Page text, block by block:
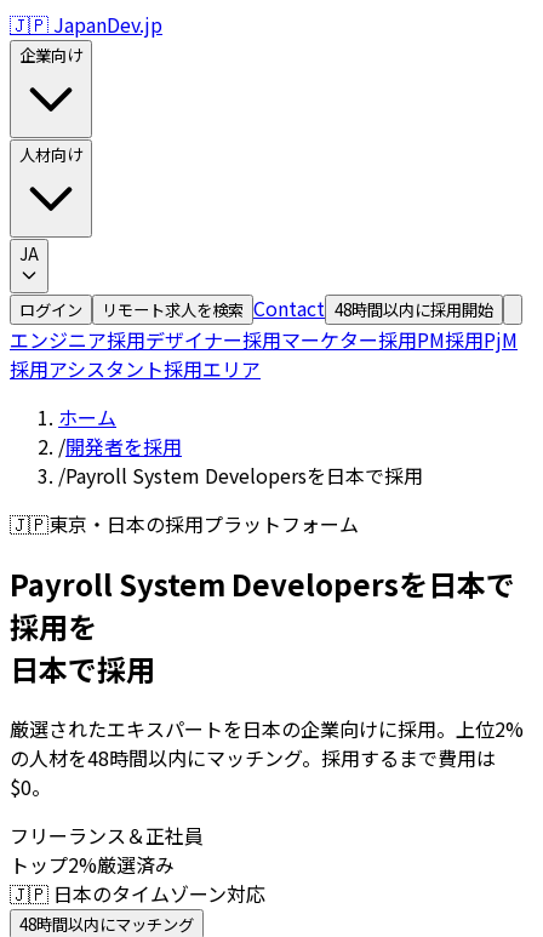
🇯🇵 JapanDev.jp
企業向け
人材向け
JA
ログイン リモート求人を検索 Contact 48時間以内に採用開始
エンジニア採用デザイナー採用マーケター採用PM採用PjM
採用アシスタント採用エリア
ホーム
/開発者を採用
/Payroll System Developersを日本で採用
🇯🇵東京・日本の採用プラットフォーム
Payroll System Developersを日本で
採用を
日本で採用
厳選されたエキスパートを日本の企業向けに採用。上位2%
の人材を48時間以内にマッチング。採用するまで費用は
$0。
フリーランス＆正社員
トップ2%厳選済み
🇯🇵 日本のタイムゾーン対応
48時間以内にマッチング